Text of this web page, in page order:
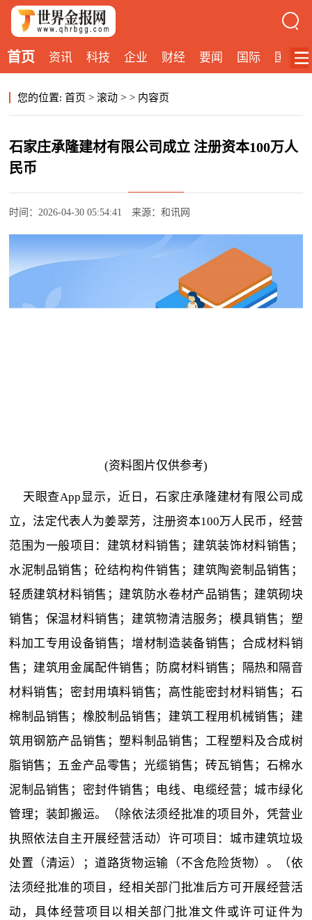
首页 资讯 科技 企业 财经 要闻 国际 国内
您的位置: 首页 > 滚动 > > 内容页
石家庄承隆建材有限公司成立 注册资本100万人
民币
时间：2026-04-30 05:54:41 来源：和讯网
(资料图片仅供参考)
天眼查App显示，近日，石家庄承隆建材有限公司成
立，法定代表人为姜翠芳，注册资本100万人民币，经营
范围为一般项目：建筑材料销售；建筑装饰材料销售；
水泥制品销售；砼结构构件销售；建筑陶瓷制品销售；
轻质建筑材料销售；建筑防水卷材产品销售；建筑砌块
销售；保温材料销售；建筑物清洁服务；模具销售；塑
料加工专用设备销售；增材制造装备销售；合成材料销
售；建筑用金属配件销售；防腐材料销售；隔热和隔音
材料销售；密封用填料销售；高性能密封材料销售；石
棉制品销售；橡胶制品销售；建筑工程用机械销售；建
筑用钢筋产品销售；塑料制品销售；工程塑料及合成树
脂销售；五金产品零售；光缆销售；砖瓦销售；石棉水
泥制品销售；密封件销售；电线、电缆经营；城市绿化
管理；装卸搬运。（除依法须经批准的项目外，凭营业
执照依法自主开展经营活动）许可项目：城市建筑垃圾
处置（清运）；道路货物运输（不含危险货物）。（依
法须经批准的项目，经相关部门批准后方可开展经营活
动，具体经营项目以相关部门批准文件或许可证件为